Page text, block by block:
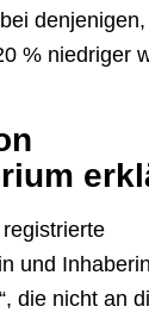
% niedriger
und
die nicht an